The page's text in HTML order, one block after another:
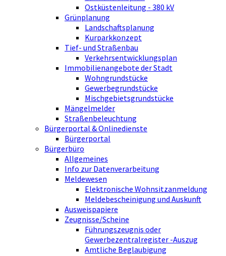
Ostküstenleitung - 380 kV
Grünplanung
Landschaftsplanung
Kurparkkonzept
Tief- und Straßenbau
Verkehrsentwicklungsplan
Immobilienangebote der Stadt
Wohngrundstücke
Gewerbegrundstücke
Mischgebietsgrundstücke
Mängelmelder
Straßenbeleuchtung
Bürgerportal & Onlinedienste
Bürgerportal
Bürgerbüro
Allgemeines
Info zur Datenverarbeitung
Meldewesen
Elektronische Wohnsitzanmeldung
Meldebescheinigung und Auskunft
Ausweispapiere
Zeugnisse/Scheine
Führungszeugnis oder
Gewerbezentralregister -Auszug
Amtliche Beglaubigung